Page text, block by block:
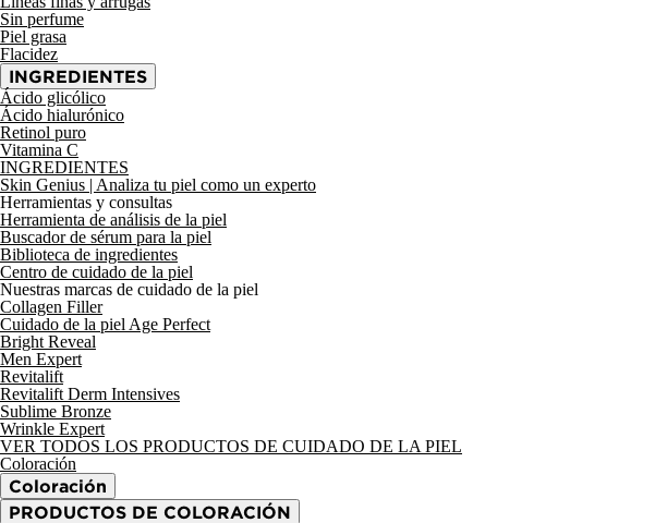
Sin perfume
Piel grasa
Flacidez
INGREDIENTES
Ácido glicólico
Ácido hialurónico
Retinol puro
Vitamina C
INGREDIENTES
Skin Genius | Analiza tu piel como un experto
Herramientas y consultas
Herramienta de análisis de la piel
Buscador de sérum para la piel
Biblioteca de ingredientes
Centro de cuidado de la piel
Nuestras marcas de cuidado de la piel
Collagen Filler
Cuidado de la piel Age Perfect
Bright Reveal
Men Expert
Revitalift
Revitalift Derm Intensives
Sublime Bronze
Wrinkle Expert
VER TODOS LOS PRODUCTOS DE CUIDADO DE LA PIEL
Coloración
Coloración
PRODUCTOS DE COLORACIÓN